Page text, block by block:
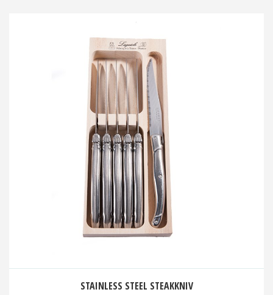
STAINLESS STEEL STEAKKNIV